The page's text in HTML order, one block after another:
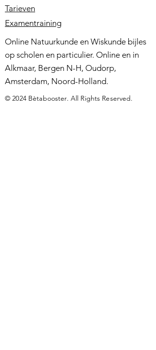
Tarieven
Examentraining
Online Natuurkunde en Wiskunde bijles
op scholen en particulier. Online en in
Alkmaar, Bergen N-H, Oudorp,
Amsterdam, Noord-Holland.
© 2024 Bètabooster. All Rights Reserved.